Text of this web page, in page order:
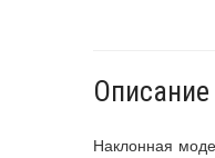
Наклонная